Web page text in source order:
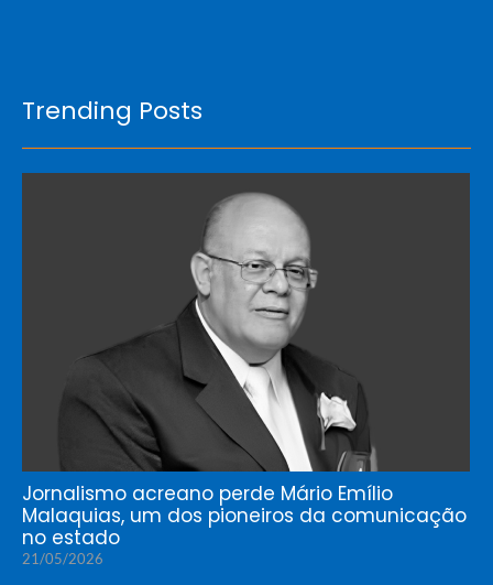
Trending Posts
Jornalismo acreano perde Mário Emílio
Malaquias, um dos pioneiros da comunicação
no estado
21/05/2026